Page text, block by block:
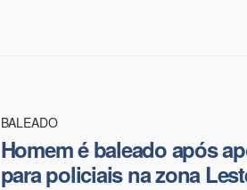
BALEADO
Homem é baleado após
para policiais na zona